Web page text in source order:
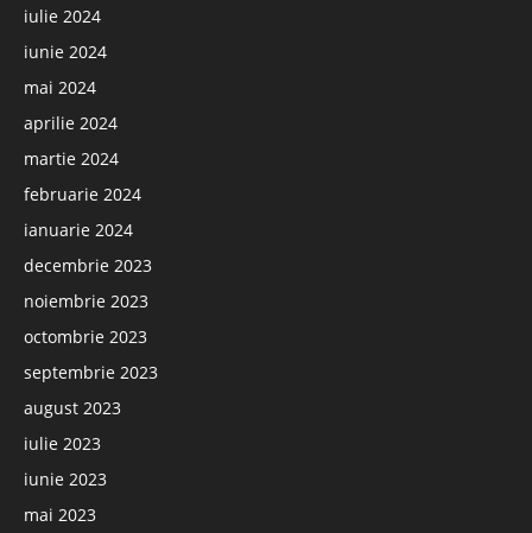
iulie 2024
iunie 2024
mai 2024
aprilie 2024
martie 2024
februarie 2024
ianuarie 2024
decembrie 2023
noiembrie 2023
octombrie 2023
septembrie 2023
august 2023
iulie 2023
iunie 2023
mai 2023